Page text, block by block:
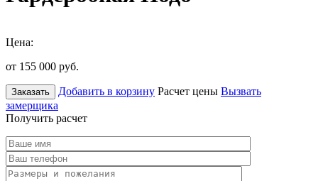
Цена:
от 155 000 руб.
Заказать Добавить в корзину Расчет цены Вызвать
замерщика
Получить расчет